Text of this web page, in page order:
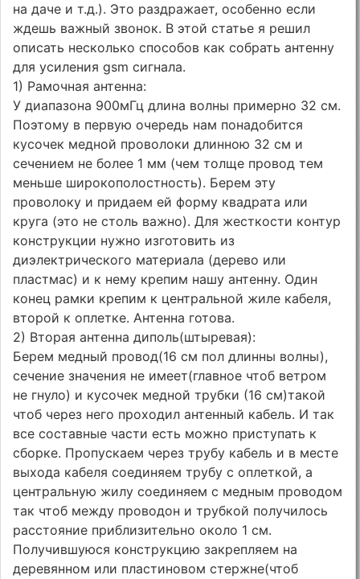
на даче и т.д.). Это раздражает, особенно если
ждешь важный звонок. В этой статье я решил
описать несколько способов как собрать антенну
для усиления gsm сигнала.
1) Рамочная антенна:
У диапазона 900мГц длина волны примерно 32 см.
Поэтому в первую очередь нам понадобится
кусочек медной проволоки длинною 32 см и
сечением не более 1 мм (чем толще провод тем
меньше широкополостность). Берем эту
проволоку и придаем ей форму квадрата или
круга (это не столь важно). Для жесткости контур
конструкции нужно изготовить из
диэлектрического материала (дерево или
пластмас) и к нему крепим нашу антенну. Один
конец рамки крепим к центральной жиле кабеля,
второй к оплетке. Антенна готова.
2) Вторая антенна диполь(штыревая):
Берем медный провод(16 см пол длинны волны),
сечение значения не имеет(главное чтоб ветром
не гнуло) и кусочек медной трубки (16 см)такой
чтоб через него проходил антенный кабель. И так
все составные части есть можно приступать к
сборке. Пропускаем через трубу кабель и в месте
выхода кабеля соединяем трубу с оплеткой, а
центральную жилу соединяем с медным проводом
так чтоб между проводон и трубкой получилось
расстояние приблизительно около 1 см.
Получившуюся конструкцию закрепляем на
деревянном или пластиновом стержне(чтоб